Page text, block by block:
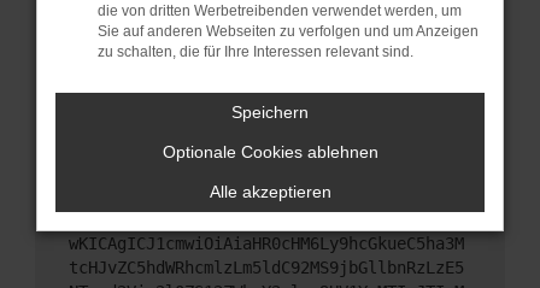
Wende dich an den Webseitenbetreiber.
Wenn du alle oben genannten Schritte versucht
hast, kontaktiere uns bitte. Wir werden versuchen,
das Problem zu beheben. Du kannst uns diesen
Text schicken, um uns bei der Fehlersuche zu
unterstützen:
ewogICJuYW1lIjogIk5ldHdvcmtFcnJvciIsCiAgI
mNvbmZpZyI6IHsKICAgICJtZXRob2QiOiAiR0VUIi
wKICAgICJ1cmwiOiAiaHR0cHM6Ly9hcGkueC5ha3M
tcHJvZC5hdWRhcmlzLm5ldC92MS9jbGllbnRzLzE5
die von dritten Werbetreibenden verwendet werden, um
Sie auf anderen Webseiten zu verfolgen und um Anzeigen
zu schalten, die für Ihre Interessen relevant sind.
Speichern
Optionale Cookies ablehnen
Alle akzeptieren